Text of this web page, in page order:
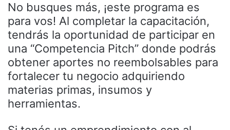
No busques más, ¡este programa es
para vos! Al completar la capacitación,
tendrás la oportunidad de participar en
una “Competencia Pitch” donde podrás
obtener aportes no reembolsables para
fortalecer tu negocio adquiriendo
materias primas, insumos y
herramientas.